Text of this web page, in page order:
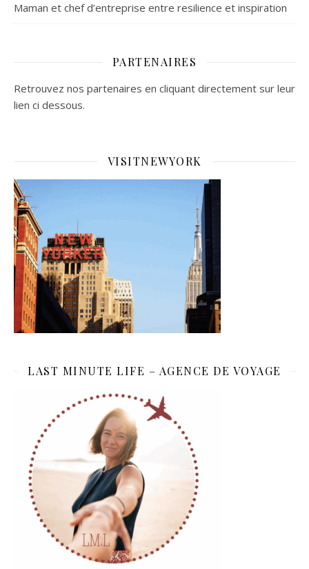
Maman et chef d’entreprise entre resilience et inspiration
PARTENAIRES
Retrouvez nos partenaires en cliquant directement sur leur
lien ci dessous.
VISITNEWYORK
LAST MINUTE LIFE – AGENCE DE VOYAGE